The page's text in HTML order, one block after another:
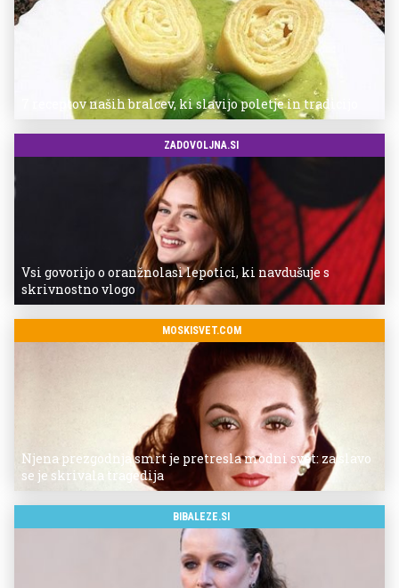
7 receptov naših bralcev, ki slavijo poletje in tradicijo
ZADOVOLJNA.SI
Vsi govorijo o oranžnolasi lepotici, ki navdušuje s
skrivnostno vlogo
MOSKISVET.COM
Njena prezgodnja smrt je pretresla modni svet: za slavo
se je skrivala tragedija
BIBALEZE.SI